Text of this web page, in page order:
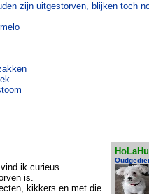
zijn uitgestorven, blijken toch
HoLaHu
ik curieus...
is.
kikkers en met die